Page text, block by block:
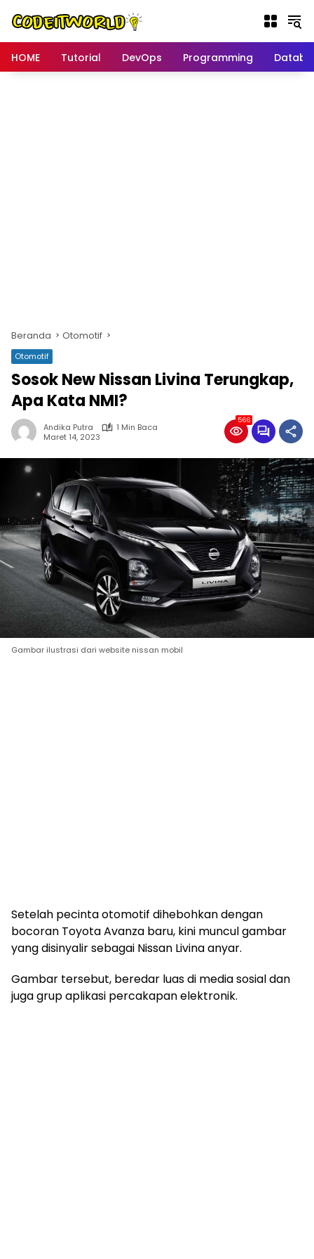
HOME
Tutorial DevOps Programming
Beranda Otomotif
Otomotif
Sosok New Nissan Livina Terungkap,
Apa Kata NMI?
Andika Putra
1 Min Baca
Maret 14, 2023
566
Gambar ilustrasi dari website nissan mobil
Setelah pecinta otomotif dihebohkan dengan
bocoran Toyota Avanza baru, kini muncul gambar
yang disinyalir sebagai Nissan Livina anyar.
Gambar tersebut, beredar luas di media sosial dan
juga grup aplikasi percakapan elektronik.